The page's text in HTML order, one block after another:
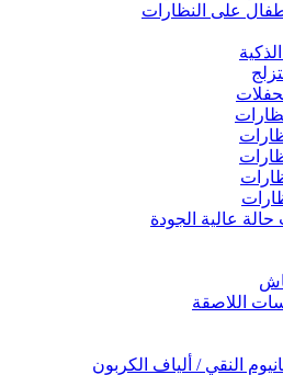
على النظارات
عالية الجودة
اللاصقة
النقي / ألياف الكربون